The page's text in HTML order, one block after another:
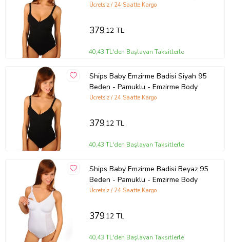
Ücretsiz / 24 Saatte Kargo
379,12 TL
40,43 TL'den Başlayan Taksitlerle
Ships Baby Emzirme Badisi Siyah 95
Beden - Pamuklu - Emzirme Body
Ücretsiz / 24 Saatte Kargo
379,12 TL
40,43 TL'den Başlayan Taksitlerle
Ships Baby Emzirme Badisi Beyaz 95
Beden - Pamuklu - Emzirme Body
Ücretsiz / 24 Saatte Kargo
379,12 TL
40,43 TL'den Başlayan Taksitlerle